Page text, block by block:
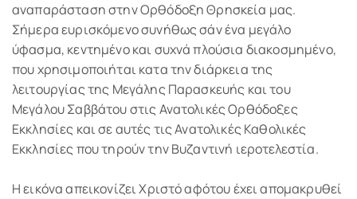
αναπαράσταση στην Ορθόδοξη Θρησκεία μας.
Σήμερα ευρισκόμενο συνήθως σάν ένα μεγάλο
ύφασμα, κεντημένο και συχνά πλούσια διακοσμημένο,
που χρησιμοποιήται κατα την διάρκεια της
λειτουργίας της Μεγάλης Παρασκευής και του
Μεγάλου Σαββάτου στις Ανατολικές Ορθόδοξες
Εκκλησίες και σε αυτές τις Ανατολικές Καθολικές
Εκκλησίες που τηρούν την Βυζαντινή ιεροτελεστία.
Η εικόνα απεικονίζει Χριστό αφότου έχει απομακρυθεί